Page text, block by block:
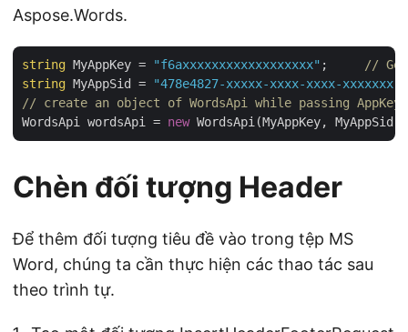
Aspose.Words.
string MyAppKey = "f6axxxxxxxxxxxxxxxxxx" ;
// Get
string MyAppSid = "478e4827-xxxxx-xxxx-xxxx-xxxxxxx"
// create an object of WordsApi while passing AppKey
WordsApi wordsApi = new
Chèn đối tượng Header
Để thêm đối tượng tiêu đề vào trong tệp MS
Word, chúng ta cần thực hiện các thao tác sau
theo trình tự.